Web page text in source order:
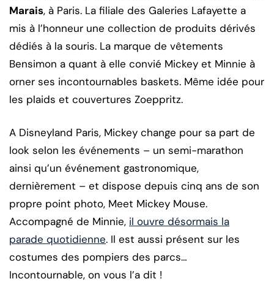
Marais, à Paris. La filiale des Galeries Lafayette a
mis à l’honneur une collection de produits dérivés
dédiés à la souris. La marque de vêtements
Bensimon a quant à elle convié Mickey et Minnie à
orner ses incontournables baskets. Même idée pour
les plaids et couvertures Zoeppritz.
A Disneyland Paris, Mickey change pour sa part de
look selon les événements – un semi-marathon
ainsi qu’un événement gastronomique,
dernièrement – et dispose depuis cinq ans de son
propre point photo, Meet Mickey Mouse.
Accompagné de Minnie, il ouvre désormais la
parade quotidienne. Il est aussi présent sur les
costumes des pompiers des parcs…
Incontournable, on vous l’a dit !